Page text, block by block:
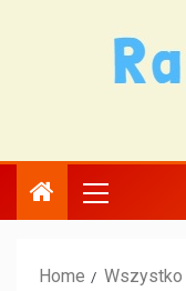
Home
Wszystko